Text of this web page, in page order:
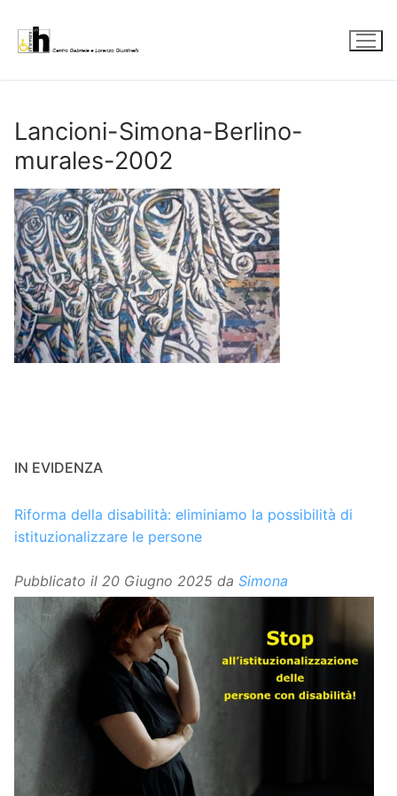
contenuto
Lancioni-Simona-Berlino-
murales-2002
IN EVIDENZA
Riforma della disabilità: eliminiamo la possibilità di
istituzionalizzare le persone
Pubblicato il 20 Giugno 2025 da Simona